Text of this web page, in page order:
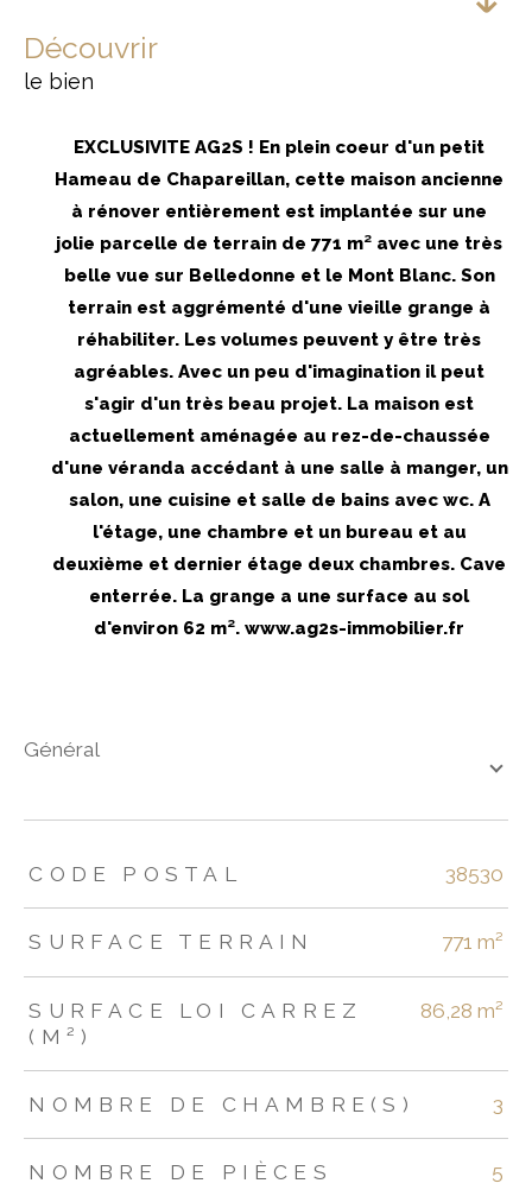
découvrir
le bien
EXCLUSIVITE AG2S ! En plein coeur d'un petit
Hameau de Chapareillan, cette maison ancienne
à rénover entièrement est implantée sur une
jolie parcelle de terrain de 771 m² avec une très
belle vue sur Belledonne et le Mont Blanc. Son
terrain est aggrémenté d'une vieille grange à
réhabiliter. Les volumes peuvent y être très
agréables. Avec un peu d'imagination il peut
s'agir d'un très beau projet. La maison est
actuellement aménagée au rez-de-chaussée
d'une véranda accédant à une salle à manger, un
salon, une cuisine et salle de bains avec wc. A
l'étage, une chambre et un bureau et au
deuxième et dernier étage deux chambres. Cave
enterrée. La grange a une surface au sol
d'environ 62 m². www.ag2s-immobilier.fr
général
TRAD_ZEPHYR_Caracteristique TRAD_ZEPHYR_Valeurs
CODE POSTAL 38530
SURFACE TERRAIN 771 m²
SURFACE LOI CARREZ
(M²)
86,28 m²
NOMBRE DE CHAMBRE(S) 3
NOMBRE DE PIÈCES 5